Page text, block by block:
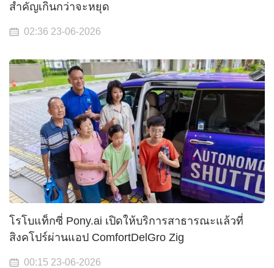
สำคัญเกินกว่าจะหยุด
02:36 23-06-2026
โรโบแท็กซี่ Pony.ai เปิดให้บริการสาธารณะแล้วที่
สิงคโปร์ผ่านแอป ComfortDelGro Zig
00:15 23-06-2026